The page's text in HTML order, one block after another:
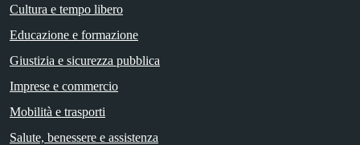
Cultura e tempo libero
Educazione e formazione
Giustizia e sicurezza pubblica
Imprese e commercio
Mobilità e trasporti
Salute, benessere e assistenza